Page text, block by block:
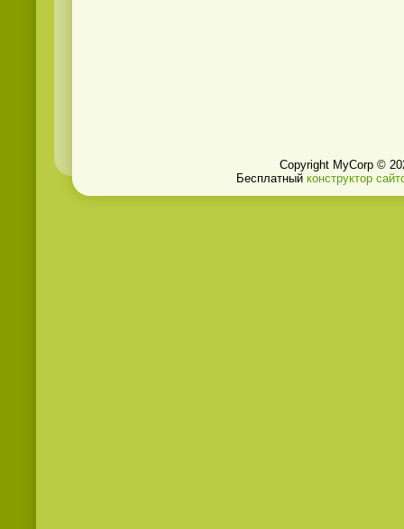
Copyright MyCorp ©
Бесплатный конструктор